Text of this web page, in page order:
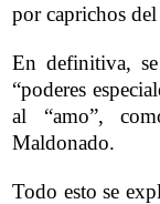
por caprichos
En definitiva,
“poderes
al “amo”,
Maldonado.
Todo esto se